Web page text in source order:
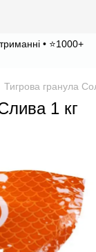
• ⭐1000+
Тигрова гранула
1 кг